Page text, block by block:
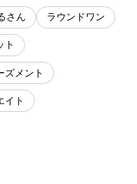
さん ラウンドワン
ト
ズメント
イト